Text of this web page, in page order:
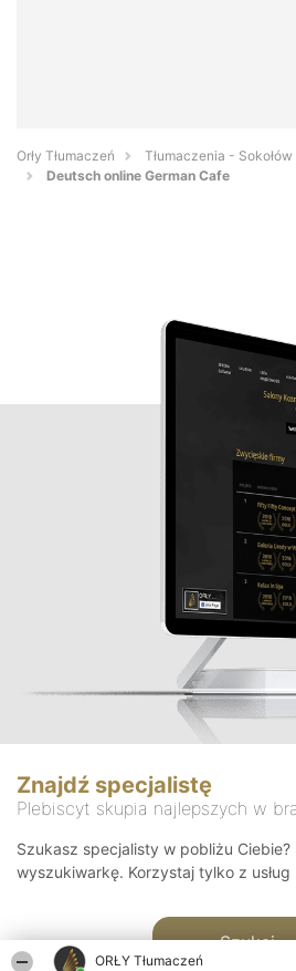
ORŁY Tłumaczeń
Orły Tłumaczeń
Tłumaczenia -
Deutsch online German Cafe
Znajdź specjalistę
Plebiscyt skupia najlepszych w
Szukasz specjalisty w pobliżu
wyszukiwarkę. Korzystaj tylko z usług
Szukaj